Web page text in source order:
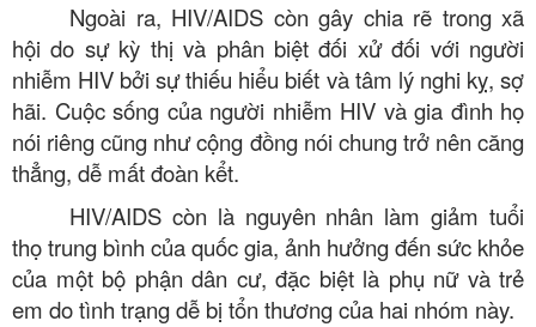
Ngoài ra, HIV/AIDS còn gây chia rẽ trong xã
hội do sự kỳ thị và phân biệt đối xử đối với người
nhiễm HIV bởi sự thiếu hiểu biết và tâm lý nghi kỵ, sợ
hãi. Cuộc sống của người nhiễm HIV và gia đình họ
nói riêng cũng như cộng đồng nói chung trở nên căng
thẳng, dễ mất đoàn kểt.
HIV/AIDS còn là nguyên nhân làm giảm tuổi
thọ trung bình của quốc gia, ảnh hưởng đến sức khỏe
của một bộ phận dân cư, đặc biệt là phụ nữ và trẻ
em do tình trạng dễ bị tổn thương của hai nhóm này.